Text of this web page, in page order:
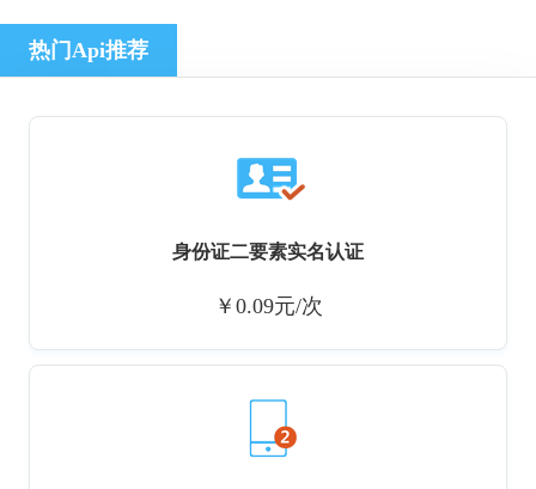
热门Api推荐
身份证二要素实名认证
￥0.09元/次